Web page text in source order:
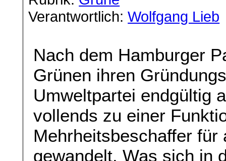
Verantwortlich:Wolfgang Lieb
Nach dem Hamburger
Grünen ihren
Umweltpartei endgültig
vollends zu einer
Mehrheitsbeschaffer
gewandelt. Was sich in